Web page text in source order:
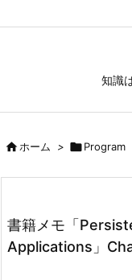
知識
ホーム > Program
書籍メモ「
Applications」